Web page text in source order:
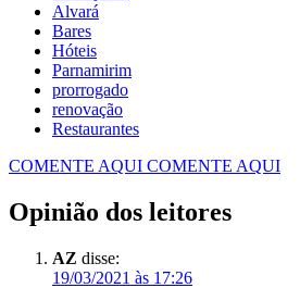
Alvará
Bares
Hóteis
Parnamirim
prorrogado
renovação
Restaurantes
COMENTE AQUI COMENTE AQUI
Opinião dos leitores
AZ disse:
19/03/2021 às 17:26